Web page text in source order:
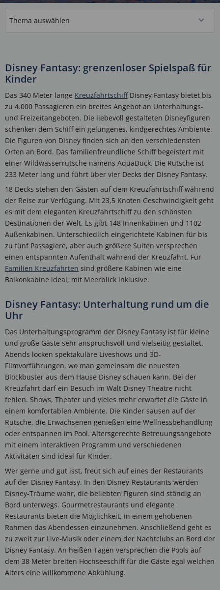
Disney Fantasy: grenzenloser Spielspaß für
Kinder
Das 340 Meter lange KreuzfahrtschiffDisney Fantasy bietet bis
zu 4.000 Passagieren ein breites Angebot an Unterhaltungs-
und Freizeitangeboten. Die liebevoll gestalteten Disneyfiguren
schenken dem Schiff ein gelungenes, kindgerechtes Ambiente.
Die Figuren von Disney finden sich an den verschiedensten
Orten an Bord. Das familienfreundliche Schiff begeistert mit
einer Wildwasserrutsche namens AquaDuck. Die Rutsche ist
233 Meter lang und führt über vier Decks der Disney Fantasy.
18 Decks stehen den Gästen auf dem Kreuzfahrtschiff während
der Reise zur Verfügung. Mit 23,5 Knoten Geschwindigkeit geht
es mit dem eleganten Kreuzfahrtschiff zu den schönsten
Destinationen der Welt. Es gibt 148 Innenkabinen und 1102
Außenkabinen. Unterschiedlich eingerichtete Kabinen für bis
zu fünf Passagiere, aber auch größere Suiten versprechen
einen entspannten Aufenthalt während der Kreuzfahrt. Für
Familien Kreuzfahrten sind größere Kabinen wie eine
Balkonkabine ideal, mit Meerblick inklusive.
Disney Fantasy: Unterhaltung rund um die
Uhr
Das Unterhaltungsprogramm der Disney Fantasy ist für kleine
und große Gäste sehr anspruchsvoll und vielseitig gestaltet.
Abends locken spektakuläre Liveshows und 3D-
Filmvorführungen, wo man gemeinsam die neuesten
Blockbuster aus dem Hause Disney schauen kann. Bei der
Kreuzfahrt darf ein Besuch im Walt Disney Theatre nicht
fehlen. Shows, Theater und vieles mehr erwartet die Gäste in
einem komfortablen Ambiente. Die Kinder sausen auf der
Rutsche, die Erwachsenen genießen eine Wellnessbehandlung
oder entspannen im Pool. Altersgerechte Betreuungsangebote
mit einem interaktiven Programm und verschiedenen
Aktivitäten sind ideal für Kinder.
Wer gerne und gut isst, freut sich auf eines der Restaurants
auf der Disney Fantasy. In den Disney-Restaurants werden
Disney-Träume wahr, die beliebten Figuren sind ständig an
Bord unterwegs. Gourmetrestaurants und elegante
Restaurants bieten die Möglichkeit, in einem gehobenen
Rahmen das Abendessen einzunehmen. Anschließend geht es
zu zweit zur Live-Musik oder einem der Nachtclubs an Bord der
Disney Fantasy. An heißen Tagen versprechen die Pools auf
dem 38 Meter breiten Hochseeschiff für die Gäste egal welchen
Alters eine willkommene Abkühlung.